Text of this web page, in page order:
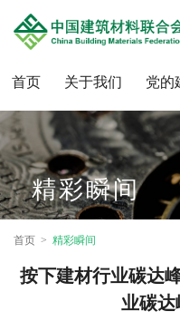
首页 关于我们 党的
精彩瞬间
首页 精彩瞬间
按下建材行业碳达
业碳